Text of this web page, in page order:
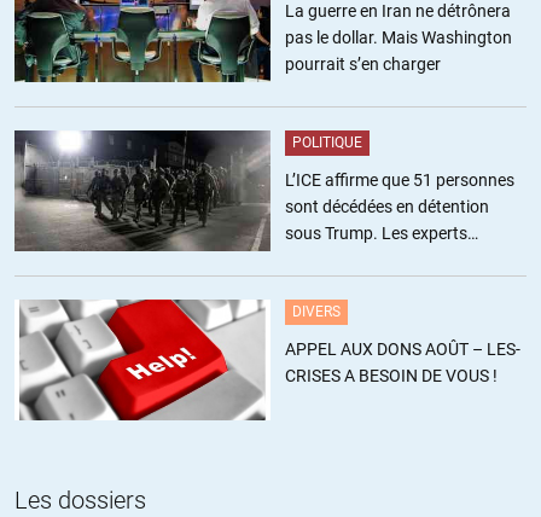
La guerre en Iran ne détrônera
pas le dollar. Mais Washington
pourrait s’en charger
POLITIQUE
L’ICE affirme que 51 personnes
sont décédées en détention
sous Trump. Les experts
DIVERS
APPEL AUX DONS AOÛT – LES-
CRISES A BESOIN DE VOUS !
Les dossiers